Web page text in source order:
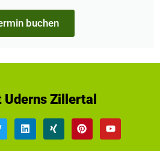
buchen
Zillertal